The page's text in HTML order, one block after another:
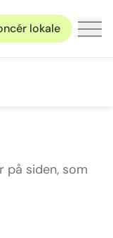
lokale
på siden, som